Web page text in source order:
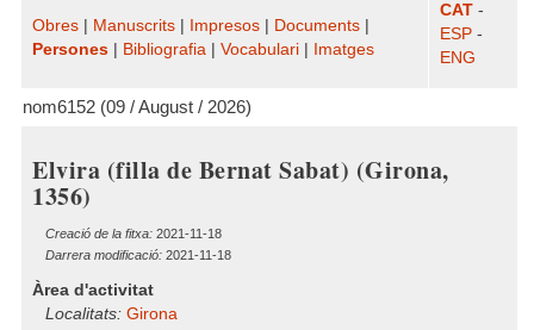
Obres Manuscrits Impresos Documents
Persones
Bibliografia Vocabulari Imatges
CAT -
ESP -
ENG
nom6152 (09 / August / 2026)
Elvira (filla de Bernat Sabat) (Girona,
1356)
Creació de la fitxa: 2021-11-18
Darrera modificació: 2021-11-18
Àrea d'activitat
Localitats: Girona